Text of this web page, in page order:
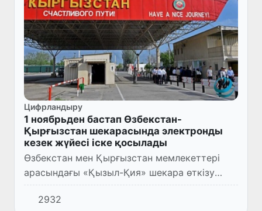
Цифрландыру
1 ноябрьден бастап Өзбекстан-
Қырғызстан шекарасында электронды
кезек жүйесі іске қосылады
Өзбекстан мен Қырғызстан мемлекеттері
арасындағы «Қызыл-Қия» шекара өткізу
пункітінде жүк көліктерінің электронды
кезекті басқару жүйесінің пилоттық жобасы
2932